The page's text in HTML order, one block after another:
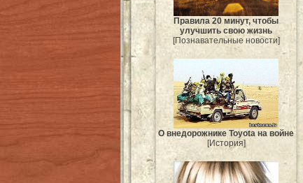
Правила 20 минут, чтобы
улучшить свою жизнь
[Познавательные новости]
О внедорожнике Toyota на войне
[История]